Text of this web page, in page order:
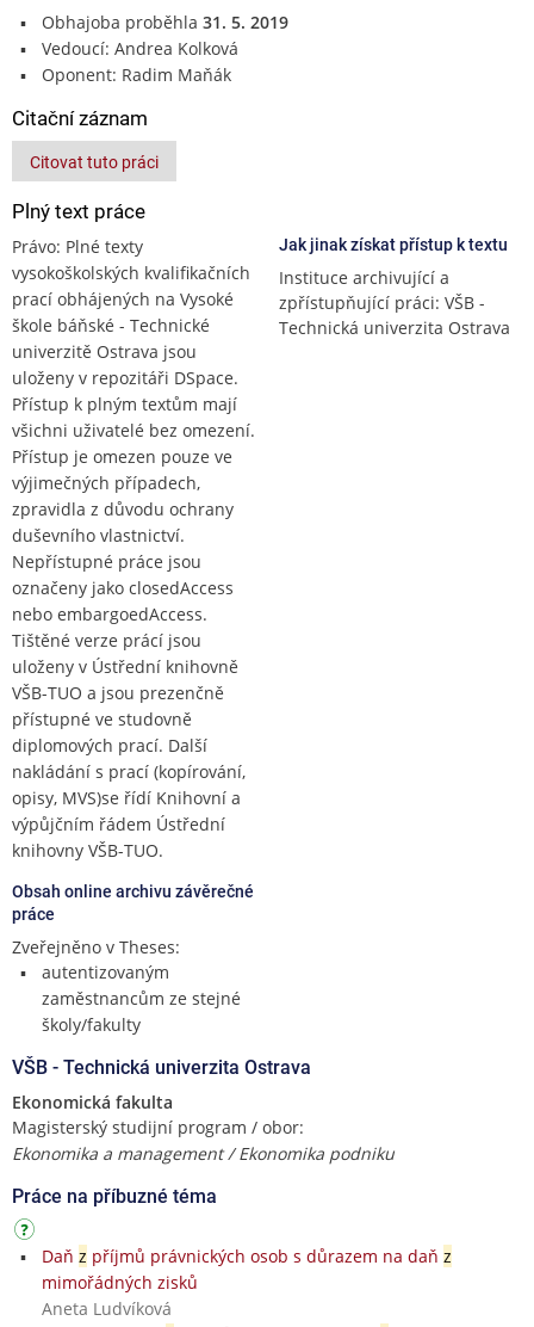
Obhajoba proběhla 31. 5. 2019
Vedoucí: Andrea Kolková
Oponent: Radim Maňák
Citační záznam
Citovat tuto práci
Plný text práce
Právo: Plné texty
vysokoškolských kvalifikačních
prací obhájených na Vysoké
škole báňské - Technické
univerzitě Ostrava jsou
uloženy v repozitáři DSpace.
Přístup k plným textům mají
všichni uživatelé bez omezení.
Přístup je omezen pouze ve
výjimečných případech,
zpravidla z důvodu ochrany
duševního vlastnictví.
Nepřístupné práce jsou
označeny jako closedAccess
nebo embargoedAccess.
Tištěné verze prácí jsou
uloženy v Ústřední knihovně
VŠB-TUO a jsou prezenčně
přístupné ve studovně
diplomových prací. Další
nakládání s prací (kopírování,
opisy, MVS)se řídí Knihovní a
výpůjčním řádem Ústřední
knihovny VŠB-TUO.
Obsah online archivu závěrečné
práce
Zveřejněno v Theses:
autentizovaným
zaměstnancům ze stejné
školy/fakulty
Jak jinak získat přístup k textu
Instituce archivující a
zpřístupňující práci: VŠB -
Technická univerzita Ostrava
VŠB - Technická univerzita Ostrava
Ekonomická fakulta
Magisterský studijní program / obor:
Ekonomika a management / Ekonomika podniku
Práce na příbuzné téma
Daň z příjmů právnických osob s důrazem na daň z
mimořádných zisků
Aneta Ludvíková